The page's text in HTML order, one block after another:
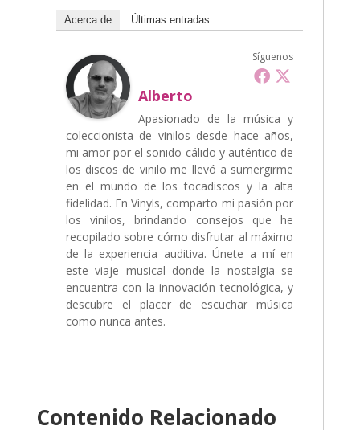
Acerca de Últimas entradas
Síguenos
Alberto
Apasionado de la música y
coleccionista de vinilos desde hace años,
mi amor por el sonido cálido y auténtico de
los discos de vinilo me llevó a sumergirme
en el mundo de los tocadiscos y la alta
fidelidad. En Vinyls, comparto mi pasión por
los vinilos, brindando consejos que he
recopilado sobre cómo disfrutar al máximo
de la experiencia auditiva. Únete a mí en
este viaje musical donde la nostalgia se
encuentra con la innovación tecnológica, y
descubre el placer de escuchar música
como nunca antes.
Contenido Relacionado